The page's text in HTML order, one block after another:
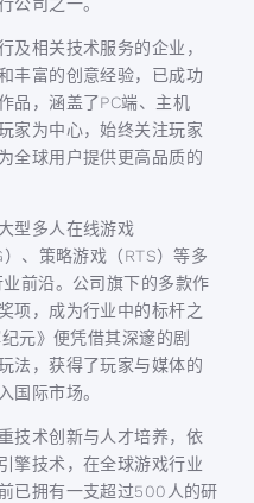
及相关技术服务的企业，
丰富的创意经验，已成功
品，涵盖了PC端、主机
家为中心，始终关注玩家
全球用户提供更高品质的
型多人在线游戏
）、策略游戏（RTS）等多
前沿。公司旗下的多款作
项，成为行业中的标杆之
元》便凭借其深邃的剧
法，获得了玩家与媒体的
国际市场。
技术创新与人才培养，依
擎技术，在全球游戏行业
已拥有一支超过500人的研